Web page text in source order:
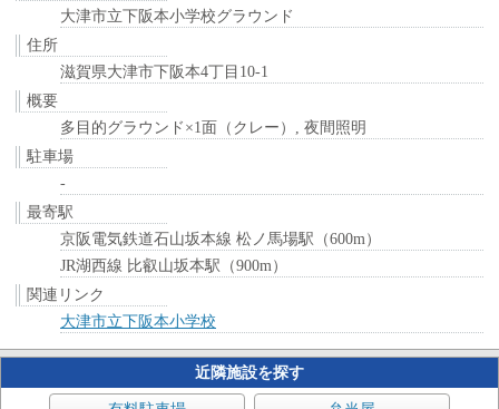
大津市立下阪本小学校グラウンド
住所
滋賀県大津市下阪本4丁目10-1
概要
多目的グラウンド×1面（クレー）, 夜間照明
駐車場
-
最寄駅
京阪電気鉄道石山坂本線 松ノ馬場駅（600m）
JR湖西線 比叡山坂本駅（900m）
関連リンク
大津市立下阪本小学校
近隣施設を探す